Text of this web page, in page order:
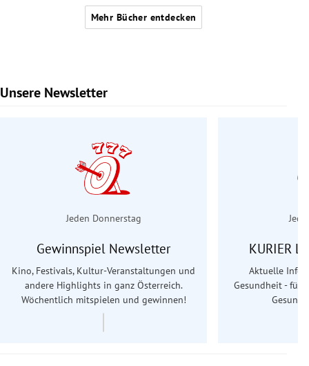
Mehr Bücher entdecken
Unsere Newsletter
Slide 1 von 6
Jeden Donnerstag
Gewinnspiel Newsletter
Kino, Festivals, Kultur-Veranstaltungen und
andere Highlights in ganz Österreich.
Wöchentlich mitspielen und gewinnen!
KURIER
Aktuelle
Gesundheit - für